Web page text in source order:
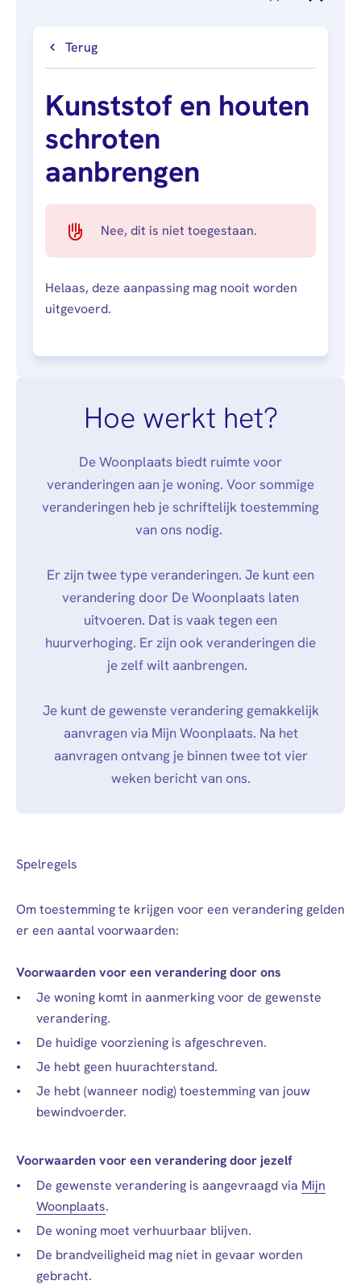
Terug
Kunststof en houten
schroten
aanbrengen
Nee, dit is niet toegestaan.
Helaas, deze aanpassing mag nooit worden
uitgevoerd.
Hoe werkt het?
De Woonplaats biedt ruimte voor
veranderingen aan je woning. Voor sommige
veranderingen heb je schriftelijk toestemming
van ons nodig.
Er zijn twee type veranderingen. Je kunt een
verandering door De Woonplaats laten
uitvoeren. Dat is vaak tegen een
huurverhoging. Er zijn ook veranderingen die
je zelf wilt aanbrengen.
Je kunt de gewenste verandering gemakkelijk
aanvragen via Mijn Woonplaats. Na het
aanvragen ontvang je binnen twee tot vier
weken bericht van ons.
Spelregels
Om toestemming te krijgen voor een verandering gelden
er een aantal voorwaarden:
Voorwaarden voor een verandering door ons
Je woning komt in aanmerking voor de gewenste
verandering.
De huidige voorziening is afgeschreven.
Je hebt geen huurachterstand.
Je hebt (wanneer nodig) toestemming van jouw
bewindvoerder.
Voorwaarden voor een verandering door jezelf
De gewenste verandering is aangevraagd via Mijn
Woonplaats.
De woning moet verhuurbaar blijven.
De brandveiligheid mag niet in gevaar worden
gebracht.